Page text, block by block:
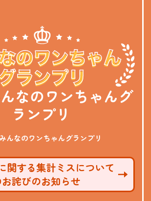
なのワンちゃんグ
ランプリ
んなのワンちゃんグランプリ
関する集計ミスについて
詫びのお知らせ